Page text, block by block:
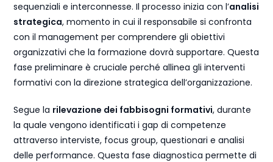
sequenziali e interconnesse. Il processo inizia con l’analisi
strategica, momento in cui il responsabile si confronta
con il management per comprendere gli obiettivi
organizzativi che la formazione dovrà supportare. Questa
fase preliminare è cruciale perché allinea gli interventi
formativi con la direzione strategica dell’organizzazione.
Segue la rilevazione dei fabbisogni formativi, durante
la quale vengono identificati i gap di competenze
attraverso interviste, focus group, questionari e analisi
delle performance. Questa fase diagnostica permette di